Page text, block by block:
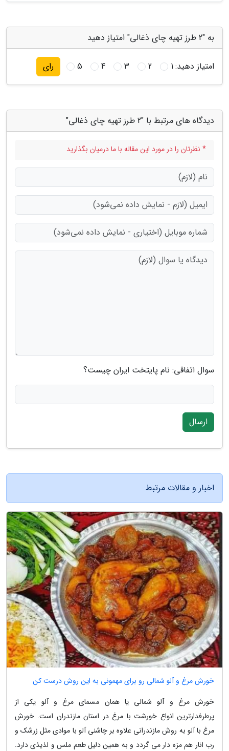
به "2 طرز تهیه چای ذغالی" امتیاز دهید
امتیاز دهید:1
2
3
4
5 رای
دیدگاه های مرتبط با "2 طرز تهیه چای ذغالی"
* نظرتان را در مورد این مقاله با ما درمیان بگذارید
سوال اتفاقی: نام پایتخت ایران چیست؟
ارسال
اخبار و مقالات مرتبط
خورش مرغ و آلو شمالی رو برای مهمونی به این روش درست کن
خورش مرغ و آلو شمالی یا همان مسمای مرغ و آلو یکی از
پرطرفدارترین انواع خورشت با مرغ در استان مازندران است. خورش
مرغ با آلو به روش مازندرانی علاوه بر چاشنی آلو با موادی مثل زرشک و
رب انار هم مزه دار می گردد و به همین دلیل طعم ملس و لذیذی دارد.